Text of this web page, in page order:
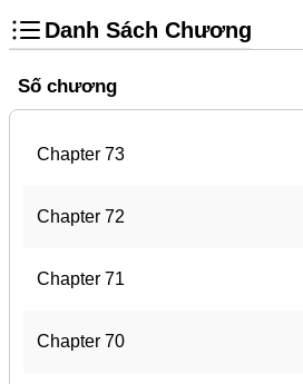
Báo Thù
#Trâu Già Gặm Cỏ Non
Demons
Anime
#Hoàng Gia
Danh Sách Chương
Số chương
Chapter 73
Chapter 72
Chapter 71
Chapter 70